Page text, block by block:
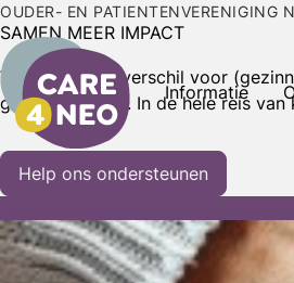
Informatie
OUDER- EN PATIENTENVERENIGING
SAMEN MEER IMPACT
Wij maken het verschil voor
geboren baby’s. In de hele reis
Help ons ondersteunen